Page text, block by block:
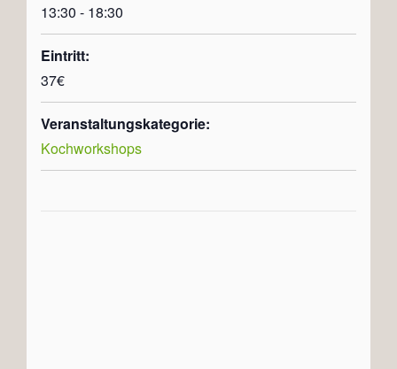
13:30 - 18:30
Eintritt:
37€
Veranstaltungskategorie:
Kochworkshops